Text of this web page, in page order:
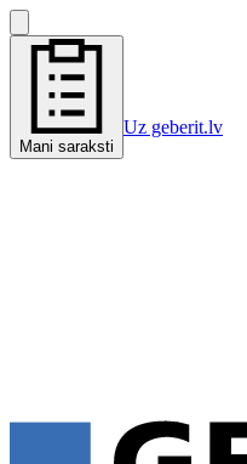
Mani saraksti
Uz geberit.lv